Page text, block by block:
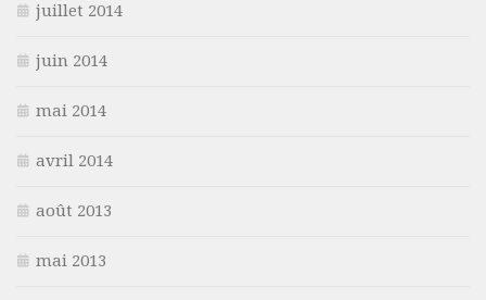
juillet 2014
juin 2014
mai 2014
avril 2014
août 2013
mai 2013